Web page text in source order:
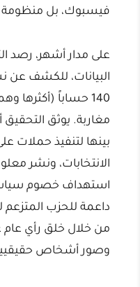
فيسبوك، بل منظومة
على مدار أشهر، رصد
البيانات، للكشف
140 حساباً (أكثرها
مغاربة. يوثق
بينها لتنفيذ حملات
الانتخابات، ونشر
استهداف خصوم
داعمة للحزب المتزعم
من خلال خلق رأي عام
وصور أشخاص